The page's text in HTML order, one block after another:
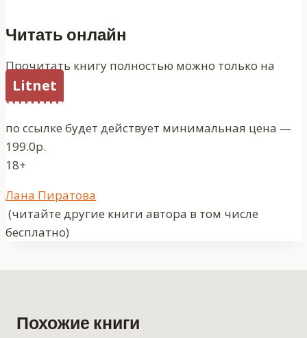
Читать онлайн
Прочитать книгу полностью можно только на
Litnet
по ссылке будет действует минимальная цена —
199.0р.
18+
Метки
записи:
Лана Пиратова
(читайте другие книги автора в том числе
бесплатно)
Похожие книги